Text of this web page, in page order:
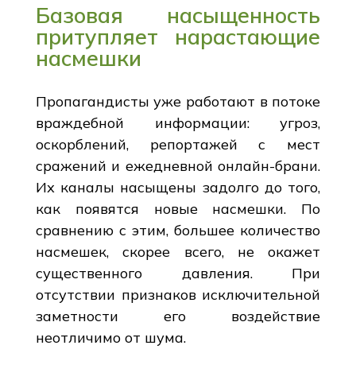
Базовая насыщенность
притупляет нарастающие
насмешки
Пропагандисты уже работают в потоке
враждебной информации: угроз,
оскорблений, репортажей с мест
сражений и ежедневной онлайн-брани.
Их каналы насыщены задолго до того,
как появятся новые насмешки. По
сравнению с этим, большее количество
насмешек, скорее всего, не окажет
существенного давления. При
отсутствии признаков исключительной
заметности его воздействие
неотличимо от шума.